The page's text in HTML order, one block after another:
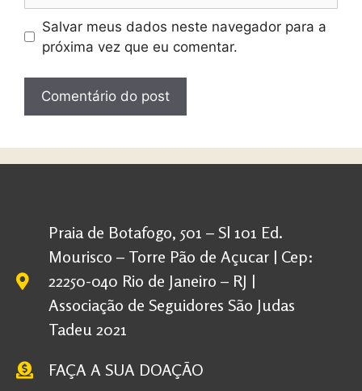
Salvar meus dados neste navegador para a
próxima vez que eu comentar.
Praia de Botafogo, 501 – Sl 101 Ed.
Mourisco – Torre Pão de Açucar | Cep:
22250-040 Rio de Janeiro – RJ |
Associação de Seguidores São Judas
Tadeu 2021
FAÇA A SUA DOAÇÃO